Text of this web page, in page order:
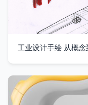
工业设计手绘 从概